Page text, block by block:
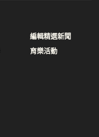
編輯精選新聞
育樂活動